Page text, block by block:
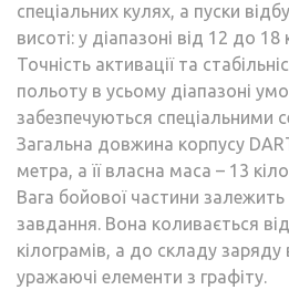
спеціальних кулях, а пуски
висоті: у діапазоні від 12 до 18
Точність активації та
польоту в усьому діапазоні
забезпечуються спеціальними
Загальна довжина корпусу
метра, а її власна маса – 13
Вага бойової частини залежить
завдання. Вона коливається
кілограмів, а до складу
уражаючі елементи з графіту.